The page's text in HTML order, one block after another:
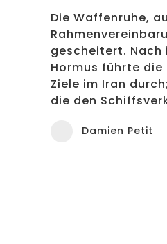
Die Waffenruhe,
gescheitert. Nach
Hormus führte
Ziele im Iran
die den
Damien Petit